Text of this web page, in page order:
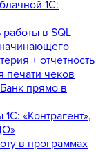
1С:
работы в SQL
+ отчетность
печати чеков
прямо в
«Контрагент»,
в программах